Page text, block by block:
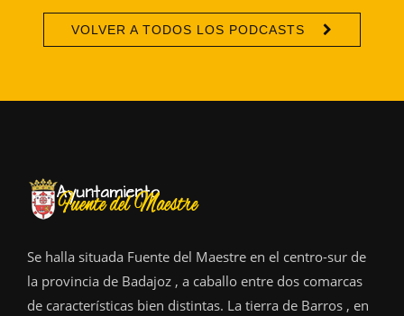
VOLVER A TODOS LOS PODCASTS
Se halla situada Fuente del Maestre en el centro-sur de
la provincia de Badajoz , a caballo entre dos comarcas
de características bien distintas. La tierra de Barros , en